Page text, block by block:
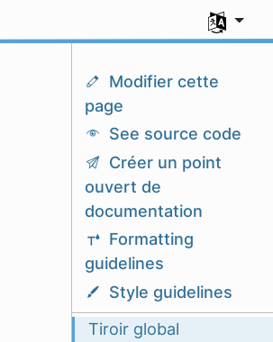
Modifier cette
page
See source code
Créer un point
ouvert de
documentation
Formatting
guidelines
Style guidelines
Tiroir global